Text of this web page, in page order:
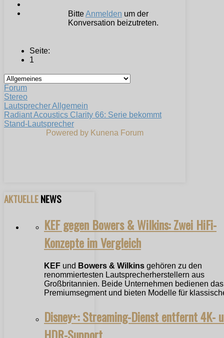
BitteAnmelden um der
Konversation beizutreten.
Seite:
1
Forum
Stereo
Lautsprecher Allgemein
Radiant Acoustics Clarity 66: Serie bekommt
Stand-Lautsprecher
Powered by Kunena Forum
AKTUELLENEWS
KEF gegen Bowers & Wilkins: Zwei HiFi-
Konzepte im Vergleich
KEF und Bowers & Wilkins gehören zu den
renommiertesten Lautsprecherherstellern aus
Großbritannien. Beide Unternehmen bedienen das
Premiumsegment und bieten Modelle für
Disney+: Streaming-Dienst entfernt 4K-
HDR-Support